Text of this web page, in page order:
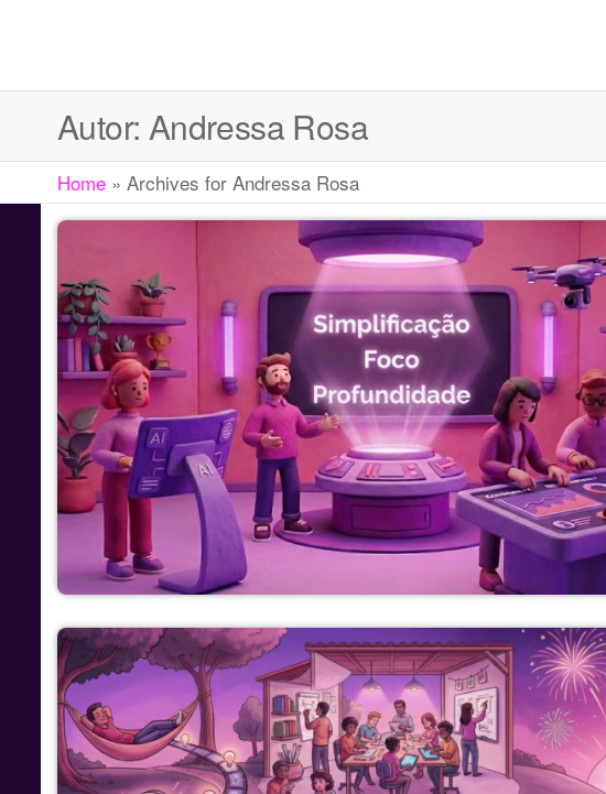
INOVADORES
criatividade
Autor: Andressa Rosa
Home » Archives for Andressa Rosa